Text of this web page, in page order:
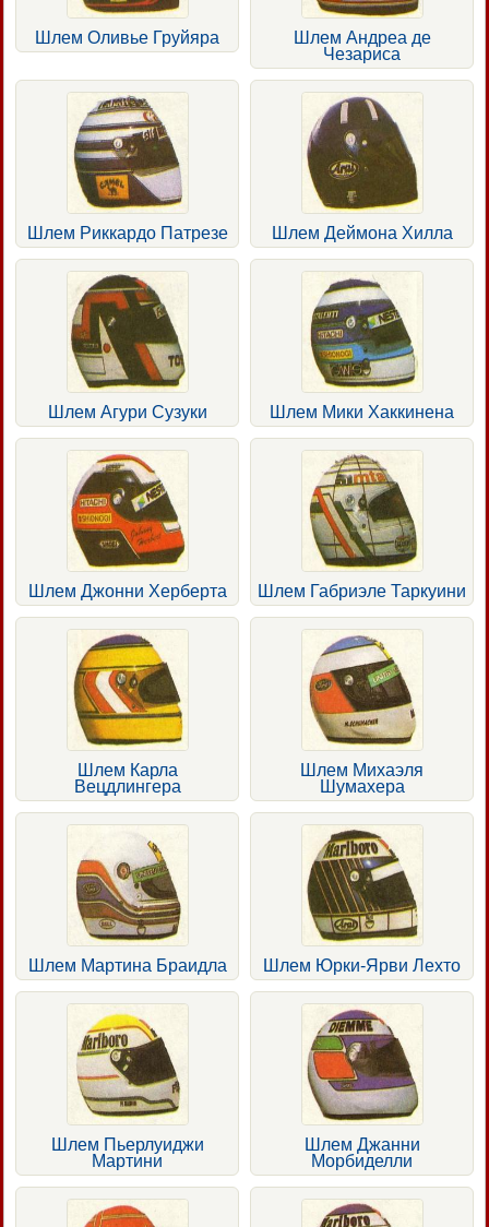
Шлем Оливье Груйяра
Шлем Андреа де
Чезариса
Шлем Риккардо Патрезе Шлем Деймона Хилла
Шлем Агури Сузуки Шлем Мики Хаккинена
Шлем Джонни Херберта Шлем Габриэле Таркуини
Шлем Карла
Вецдлингера
Шлем Михаэля
Шумахера
Шлем Мартина Браидла Шлем Юрки-Ярви Лехто
Шлем Пьерлуиджи
Мартини
Шлем Джанни
Морбиделли